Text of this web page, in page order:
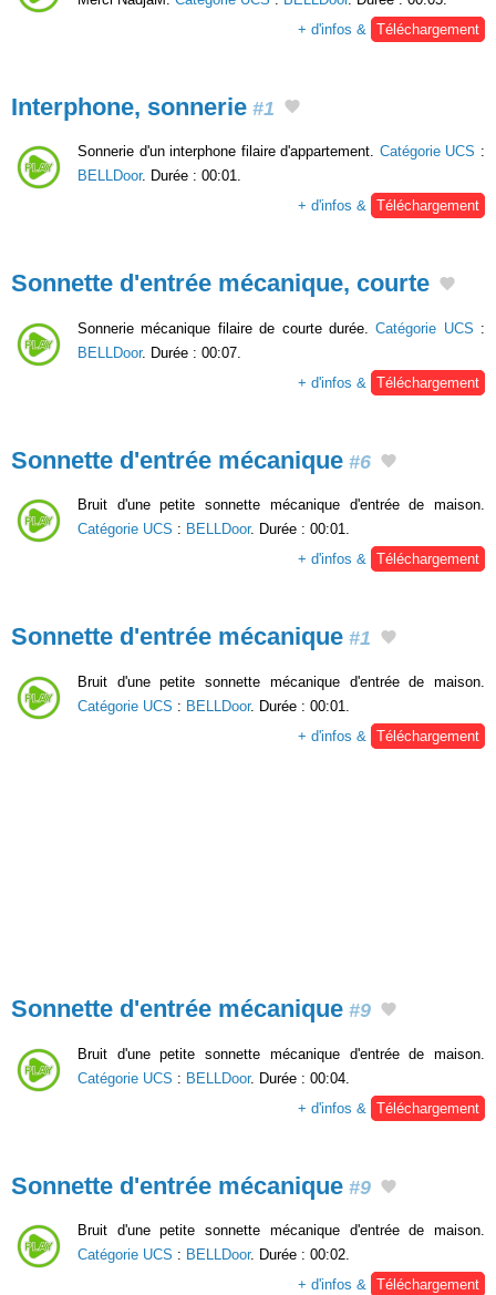
+ d'infos &
Téléchargement
Interphone, sonnerie #1
Sonnerie d'un interphone filaire d'appartement. Catégorie UCS :
BELLDoor. Durée : 00:01.
+ d'infos & Téléchargement
Sonnette d'entrée mécanique, courte
Sonnerie mécanique filaire de courte durée.Catégorie UCS :
BELLDoor. Durée : 00:07.
+ d'infos &
Téléchargement
Sonnette d'entrée mécanique #6
Bruit d'une petite sonnette mécanique d'entrée de maison.
Catégorie UCS : BELLDoor. Durée : 00:01.
+ d'infos & Téléchargement
Sonnette d'entrée mécanique #1
Bruit d'une petite sonnette mécanique d'entrée de maison.
Catégorie UCS : BELLDoor. Durée : 00:01.
+ d'infos & Téléchargement
Sonnette d'entrée mécanique #9
Bruit d'une petite sonnette mécanique d'entrée de maison.
Catégorie UCS : BELLDoor. Durée : 00:04.
+ d'infos &
Téléchargement
Sonnette d'entrée mécanique #9
Bruit d'une petite sonnette mécanique d'entrée de maison.
Catégorie UCS : BELLDoor. Durée : 00:02.
+ d'infos & Téléchargement